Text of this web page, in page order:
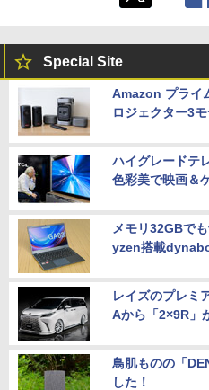
Special Site
Amazon プライ
ロジェクター3
ハイグレードテ
色彩美で映画＆
メモリ32GBで
yzen搭載
レイズのプレミ
Aから「2×9R」
鳥肌ものの「
した！